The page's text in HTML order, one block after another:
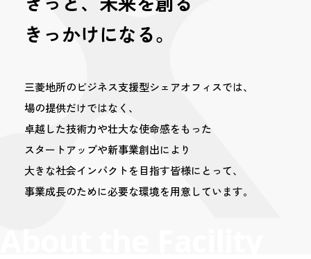
きっかけになる。
三菱地所のビジネス支援型シェアオフィスでは、
場の提供だけではなく、
卓越した技術力や壮大な使命感をもった
スタートアップや新事業創出により
大きな社会インパクトを目指す皆様にとって、
事業成長のために必要な環境を用意しています。